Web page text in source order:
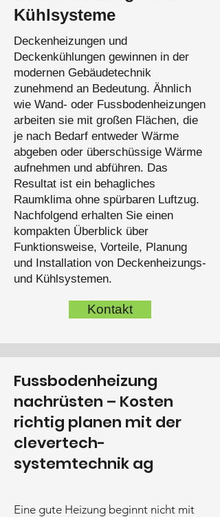
Kühlsysteme
Deckenheizungen und
Deckenkühlungen gewinnen in der
modernen Gebäudetechnik
zunehmend an Bedeutung. Ähnlich
wie Wand- oder Fussbodenheizungen
arbeiten sie mit großen Flächen, die
je nach Bedarf entweder Wärme
abgeben oder überschüssige Wärme
aufnehmen und abführen. Das
Resultat ist ein behagliches
Raumklima ohne spürbaren Luftzug.
Nachfolgend erhalten Sie einen
kompakten Überblick über
Funktionsweise, Vorteile, Planung
und Installation von Deckenheizungs-
und Kühlsystemen.
Kontakt
Fussbodenheizung
nachrüsten – Kosten
richtig planen mit der
clevertech-
systemtechnik ag
Eine gute Heizung beginnt nicht mit